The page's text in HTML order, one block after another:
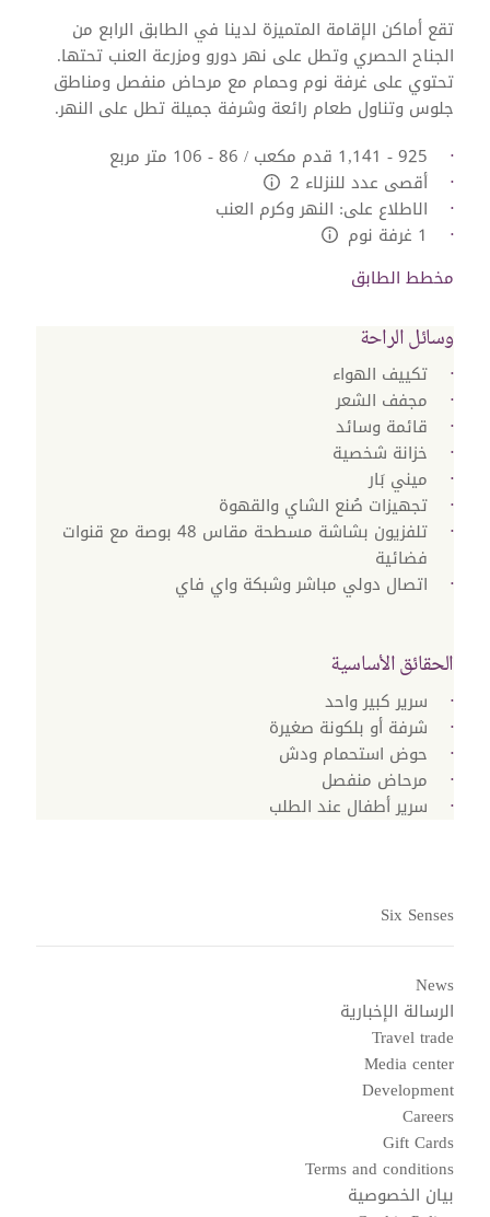
تقع أماكن الإقامة المتميزة لدينا في الطابق الرابع من
الجناح الحصري وتطل على نهر دورو ومزرعة العنب تحتها.
تحتوي على غرفة نوم وحمام مع مرحاض منفصل ومناطق
جلوس وتناول طعام رائعة وشرفة جميلة تطل على النهر.
925 - 1,141 قدم مكعب / 86 - 106 متر مربع
أقصى عدد للنزلاء 2
الاطلاع على: النهر وكرم العنب
1 غرفة نوم
مخطط الطابق
وسائل الراحة
تكييف الهواء
مجفف الشعر
قائمة وسائد
خزانة شخصية
ميني بَار
تجهيزات صُنع الشاي والقهوة
تلفزيون بشاشة مسطحة مقاس 48 بوصة مع قنوات
فضائية
اتصال دولي مباشر وشبكة واي فاي
الحقائق الأساسية
سرير كبير واحد
شرفة أو بلكونة صغيرة
حوض استحمام ودش
مرحاض منفصل
سرير أطفال عند الطلب
Six Senses
News
الرسالة الإخبارية
Travel trade
Media center
Development
Careers
Gift Cards
Terms and conditions
بيان الخصوصية